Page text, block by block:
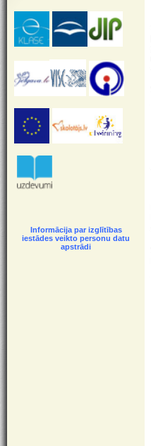
Informācija par izglītības
iestādes veikto personu datu
apstrādi